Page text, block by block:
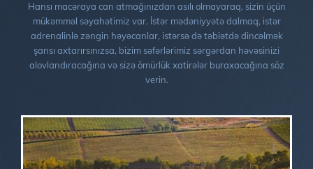
Hansı macəraya can atmağınızdan asılı olmayaraq, sizin üçün
mükəmməl səyahətimiz var. İstər mədəniyyətə dalmaq, istər
adrenalinlə zəngin həyəcanlar, istərsə də təbiətdə dincəlmək
şansı axtarırsınızsa, bizim səfərlərimiz sərgərdan həvəsinizi
alovlandıracağına və sizə ömürlük xatirələr buraxacağına söz
verin.